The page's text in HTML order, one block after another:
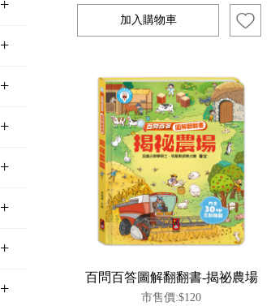
+
+
+
+
+
+
+
+
百問百答圖解翻翻書-揭祕農場
市售價:$120